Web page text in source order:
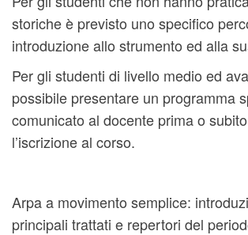
storiche è previsto uno specifico
introduzione allo strumento ed alla
Per gli studenti di livello medio ed
possibile presentare un programma
comunicato al docente prima o
l’iscrizione al corso.
Arpa a movimento semplice:
principali trattati e repertori del